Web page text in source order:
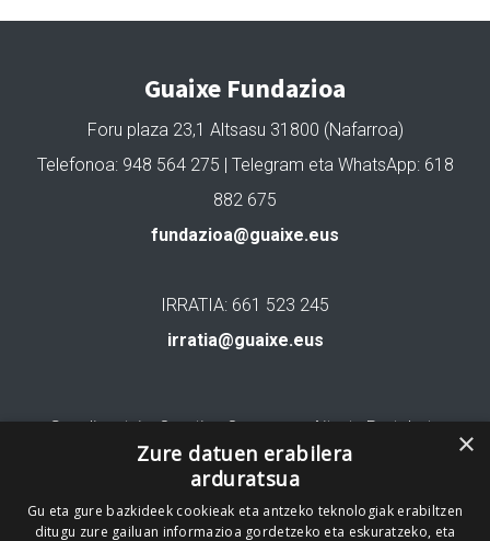
Guaixe Fundazioa
Foru plaza 23,1 Altsasu 31800 (Nafarroa)
Telefonoa: 948 564 275 | Telegram eta WhatsApp: 618
882 675
fundazioa@guaixe.eus
IRRATIA: 661 523 245
irratia@guaixe.eus
Gure lizentzia: Creative Commons Aitortu Partekatu
Codesyntaxek garatua
×
Zure datuen erabilera
arduratsua
Gu eta gure bazkideek cookieak eta antzeko teknologiak erabiltzen
ditugu zure gailuan informazioa gordetzeko eta eskuratzeko, eta